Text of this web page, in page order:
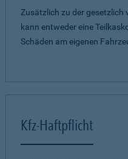
Zusätzlich zu der
kann entweder eine
Schäden am eigenen
Kfz-Haftpflicht